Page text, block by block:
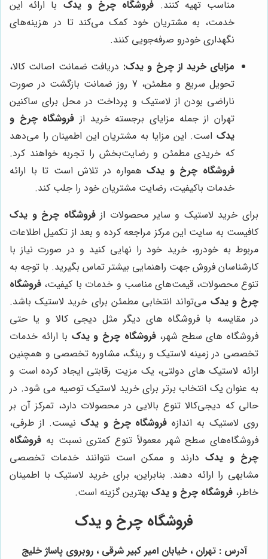
مناسب تهیه کنند. فروشگاه چرخ و یدک با ارائه این
خدمت، به مشتریان خود کمک می‌کند تا در هزینه‌های
نگهداری خودرو صرفه‌جویی کنند.
مزایای خرید از چرخ و یدک: دریافت ضمانت اصالت کالا،
تحویل سریع و مطمئن، 7 روز ضمانت بازگشت در صورت
ناراضی بودن از لاستیک و پرداخت در محل برای ساکنین
تهران از جمله مزایای برجسته خرید از فروشگاه چرخ و
یدک است. این مزایا به مشتریان این اطمینان را می‌دهد
که خریدی مطمئن و رضایت‌بخش را تجربه خواهند کرد.
فروشگاه چرخ و یدکهمواره در تلاش است تا با ارائه
خدمات باکیفیت، رضایت مشتریان خود را جلب کند.
برای خرید لاستیک و سایر محصولات ازفروشگاه چرخ و یدک
کافیست به سایت این مرکز مراجعه کرده و بعد از تکمیل اطلاعات
مربوط به خودرو، خرید خود را نهایی کنید و در صورت نیاز با
کارشناسان فروش جهت راهنمایی بیشتر تماس بگیرید. با توجه به
تنوع محصولات، قیمت‌های مناسب و خدمات با کیفیت، فروشگاه
چرخ و یدک می‌تواند انتخابی مطمئن برای خرید لاستیک باشد.
در مقایسه با فروشگاه های دیگر مثل دیجی کالا و یا حتی
فروشگاه های سطح شهر،فروشگاه چرخ و یدک با ارائه خدمات
تخصصی در زمینه لاستیک و رینگ، مشاوره تخصصی و همچنین
ارائه لاستیک های دولتی، یک مزیت رقابتی ایجاد کرده است و
به عنوان یک انتخاب برتر برای خرید لاستیک توصیه می شود. در
حالی که دیجی‌کالا تنوع بالایی در محصولات دارد، تمرکز آن بر
روی لاستیک به اندازه فروشگاه چرخ و یدک نیست. از طرفی،
فروشگاه‌های سطح شهر معمولاً تنوع کمتری نسبت به فروشگاه
چرخ و یدکدارند و ممکن است نتوانند خدمات تخصصی
مشابهی را ارائه دهند. بنابراین، برای خرید لاستیک با اطمینان
خاطر، فروشگاه چرخ و یدک بهترین گزینه است.
فروشگاه چرخ و یدک
آدرس : تهران ، خیابان امیر کبیر شرقی ، روبروی پاساژ خلیج